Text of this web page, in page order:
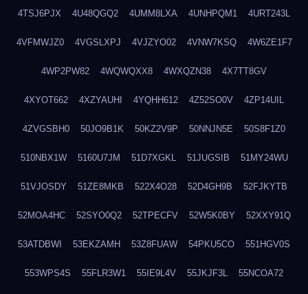
4TSJ6PJX 4U48QGQ2 4UMM8LXA 4UNHPQM1 4URT243L
4VFMWJZ0 4VGSLXPJ 4VJZYO02 4VNW7KSQ 4W6ZE1F7
4WP2PW82 4WQWQXX8 4WXQZN38 4X7TT8GV
4XYOT662 4XZYAUHI 4YQHH612 4Z52SO0V 4ZP14UIL
4ZVGSBH0 50JO9B1K 50KZ2V9P 50NNJN5E 50S8F1Z0
510NBX1W 5160U7JM 51D7XGKL 51JUGSIB 51MY24WU
51VJOSDY 51ZE8MKB 522X4O28 52D4GH9B 52FJKYTB
52MOA4HC 52SYO0Q2 52TPECFV 52W5K0BY 52XXY91Q
53ATDBWI 53EKZAMH 53Z8FUAW 54PKU5CO 551HGV0S
553WPS4S 55FLR3W1 55IE9L4V 55JKJF3L 55NCOA72